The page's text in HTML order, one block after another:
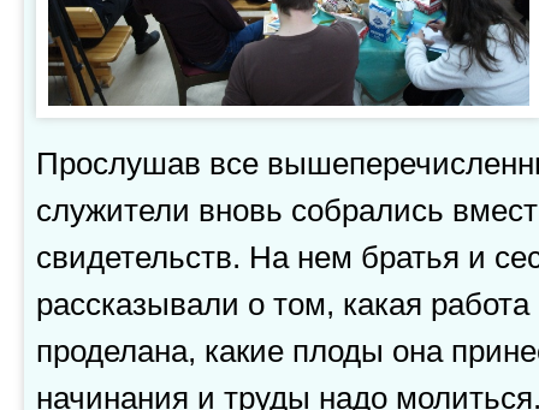
Прослушав все
служители вновь собрались
свидетельств. На нем братья и
рассказывали о том, какая
проделана, какие плоды она
начинания и труды надо